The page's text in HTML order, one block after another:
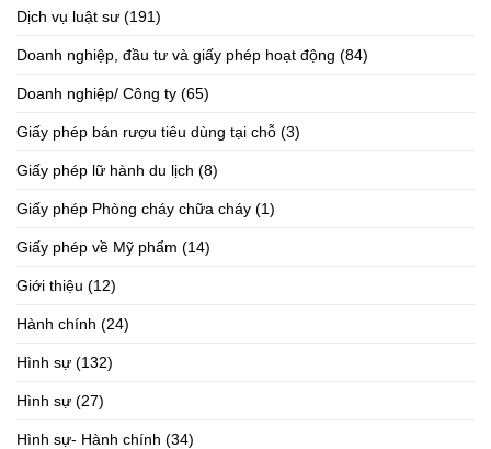
Dịch vụ luật sư (191)
Doanh nghiệp, đầu tư và giấy phép hoạt động (84)
Doanh nghiệp/ Công ty (65)
Giấy phép bán rượu tiêu dùng tại chỗ (3)
Giấy phép lữ hành du lịch (8)
Giấy phép Phòng cháy chữa cháy (1)
Giấy phép về Mỹ phẩm (14)
Giới thiệu (12)
Hành chính (24)
Hình sự (132)
Hình sự (27)
Hình sự- Hành chính (34)